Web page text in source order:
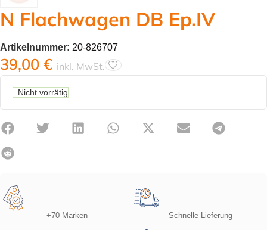
N Flachwagen DB Ep.IV
Artikelnummer: 20-826707
39,00 € inkl. MwSt.
Nicht vorrätig
+70 Marken Schnelle Lieferung